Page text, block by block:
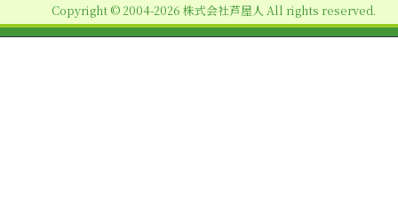
ン
Copyright © 2004-2026 株式会社芦屋人 All rights reserved.